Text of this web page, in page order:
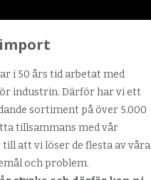
i 50 års tid arbetat med
industrin. Därför har vi ett
sortiment på över 5.000
tillsammans med vår
till att vi löser de flesta av våra
och problem.